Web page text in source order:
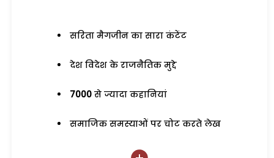
सरिता मैगजीन का सारा कंटेंट
देश विदेश के राजनैतिक मुद्दे
7000 से ज्यादा कहानियां
समाजिक समस्याओं पर चोट करते लेख